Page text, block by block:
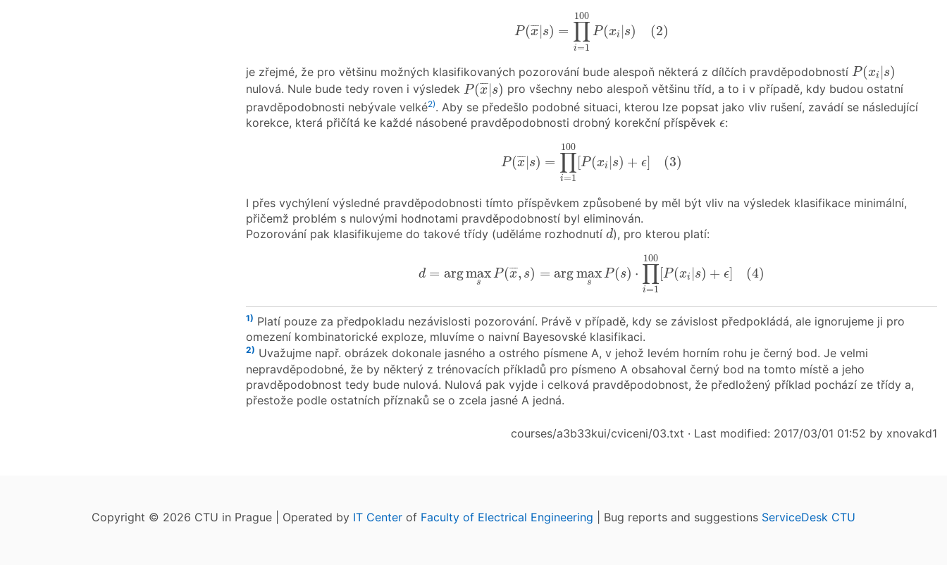
P (¯
¯¯
x|s) =
100
∏
i=1
P (xi |s) (2)
∏i=
je zřejmé, že pro většinu možných klasifikovaných pozorování bude alespoň některá z dílčích pravděpodobností P (xi |s)
P(xi s)
nulová. Nule bude tedy roven i výsledek P (¯
¯¯
x|s)
P(x¯|s)pro všechny nebo alespoň většinu tříd, a to i v případě, kdy budou ostatní
pravděpodobnosti nebývale velké2). Aby se předešlo podobné situaci, kterou lze popsat jako vliv rušení, zavádí se následující
korekce, která přičítá ke každé násobené pravděpodobnosti drobný korekční příspěvek ϵ
ϵ:
P(¯
¯¯
x|s) =
100
∏
i=1
[P(xi |s) + ϵ] (3)
∏i=
I přes vychýlení výsledné pravděpodobnosti tímto příspěvkem způsobené by měl být vliv na výsledek klasifikace minimální,
přičemž problém s nulovými hodnotami pravděpodobností byl eliminován.
Pozorování pak klasifikujeme do takové třídy (uděláme rozhodnutí d
d), pro kterou platí:
d = argmax
s
P (¯
¯¯
x, s) = argmax
s
P (s) ⋅
100
∏
i=1
[P(xi |s) + ϵ] (4)
=1
1) Platí pouze za předpokladu nezávislosti pozorování. Právě v případě, kdy se závislost předpokládá, ale ignorujeme ji pro
omezení kombinatorické exploze, mluvíme o naivní Bayesovské klasifikaci.
2) Uvažujme např. obrázek dokonale jasného a ostrého písmene A, v jehož levém horním rohu je černý bod. Je velmi
nepravděpodobné, že by některý z trénovacích příkladů pro písmeno A obsahoval černý bod na tomto místě a jeho
pravděpodobnost tedy bude nulová. Nulová pak vyjde i celková pravděpodobnost, že předložený příklad pochází ze třídy a,
přestože podle ostatních příznaků se o zcela jasné A jedná.
courses/a3b33kui/cviceni/03.txt · Last modified: 2017/03/01 01:52 by xnovakd1
Copyright © 2026 CTU in Prague | Operated by IT Center of Faculty of Electrical Engineering | Bug reports and suggestions ServiceDesk CTU